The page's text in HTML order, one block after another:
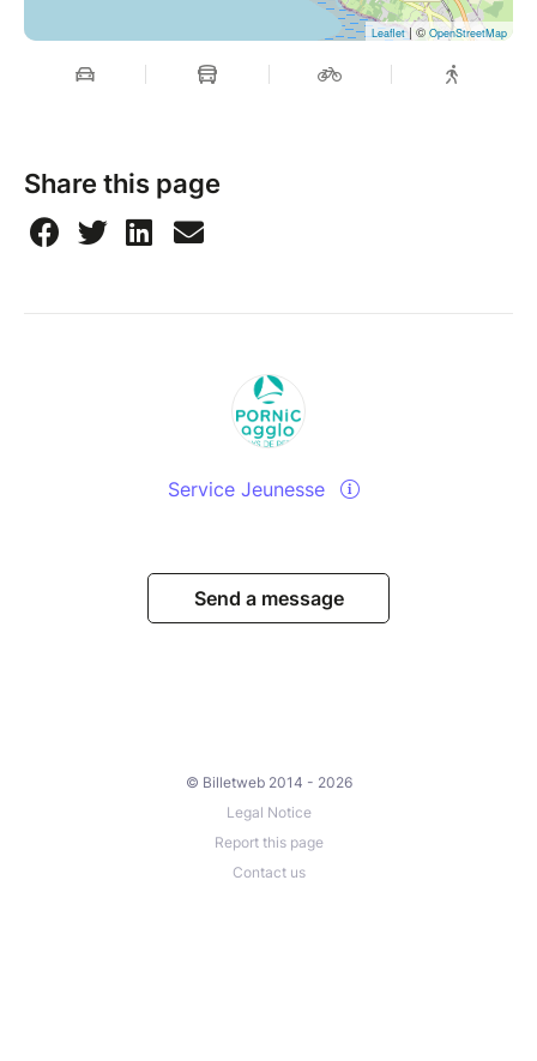
Leaflet| © OpenStreetMap
Share this page
Service Jeunesse
Send a message
© Billetweb 2014 - 2026
Legal Notice
Report this page
Contact us